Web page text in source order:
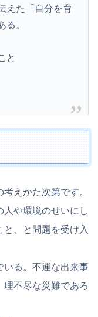
えた「自分を育
る。
と
えかた次第です。
や環境のせいにし
、と問題を受け入
いる。不運な出来事
理不尽な災難であろ